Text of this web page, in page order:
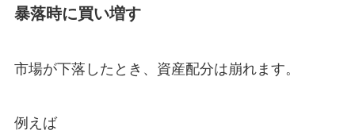
暴落時に買い増す
市場が下落したとき、資産配分は崩れます。
例えば